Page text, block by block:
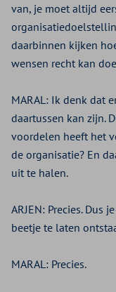
van, je moet altijd
daarbinnen kijken
wensen recht kan
MARAL: Ik denk dat
daartussen kan zijn.
voordelen heeft het
de organisatie? En
uit te halen.
ARJEN: Precies. Dus
beetje te laten
MARAL: Precies.